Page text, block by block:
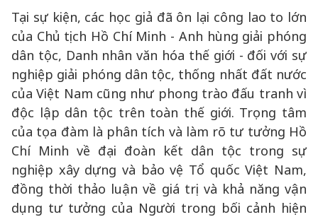
Tại sự kiện, các học giả đã ôn lại công lao to lớn
của Chủ tịch Hồ Chí Minh - Anh hùng giải phóng
dân tộc, Danh nhân văn hóa thế giới - đối với sự
nghiệp giải phóng dân tộc, thống nhất đất nước
của Việt Nam cũng như phong trào đấu tranh vì
độc lập dân tộc trên toàn thế giới. Trọng tâm
của tọa đàm là phân tích và làm rõ tư tưởng Hồ
Chí Minh về đại đoàn kết dân tộc trong sự
nghiệp xây dựng và bảo vệ Tổ quốc Việt Nam,
đồng thời thảo luận về giá trị và khả năng vận
dụng tư tưởng của Người trong bối cảnh hiện